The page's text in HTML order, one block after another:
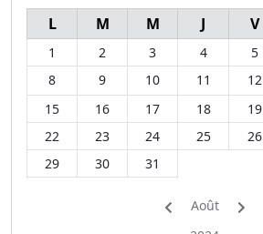
L M M J V
1 2 3 4 5
8
9 10 11 12
15
16 17 18 19
22
23 24 25 26
29
30 31
Août